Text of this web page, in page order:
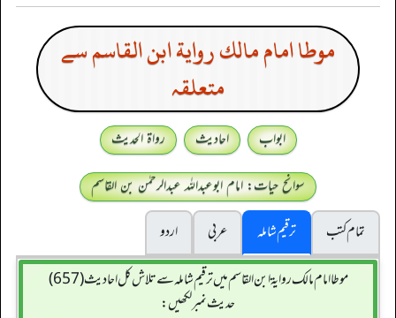
موطا امام مالك رواية ابن القاسم سے
متعلقہ
ابواب احادیث
رواۃ الحدیث
سوانح حیات: امام ابوعبداللہ عبدالرحمٰن بن القاسم
تمام کتب
ترقیم شاملہ عربی
اردو
موطا امام مالك رواية ابن القاسم میں ترقیم شاملہ سے تلاش کل احادیث (657)
حدیث نمبر لکھیں: